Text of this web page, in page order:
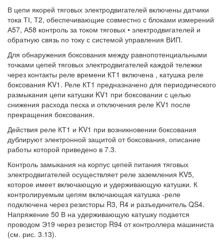
В цепи якорей тяговых электродвигателей включены датчики
тока ТІ, Т2, обеспечивающие совместно с блоками измерений
А57, А58 контроль за током тяговых • электродвигателей и
обратную связь по току с системой управления ВИП.
Для обнаружения боксования между равнопотенциальными
точками цепей тяговых электродвигателей каждой тележки
через контакты реле времени КТ1 включена , катушка реле
боксования KV1. Реле КТ1 предназначено для периодического
размыкания цепи катушки KV1 при боксовании с целью
снижения расхода песка и отключения реле KV1 после
прекращения боксования.
Действия реле КТ1 и KV1 при возникновении боксования
дублируют электронной защитой от боксования, описание
работы которой приведено в 7.3.
Контроль замыкания на корпус цепей питания тяговых
электродвигателей осуществляет реле заземления KV5,
которое имеет включающую и удерживающую катушки. К
контролируемым цепям включающая катушка -реле
подключена через резисторы R3, R4 и разъединитель QS4.
Напряжение 50 В на удерживающую катушку подается
проводом Э19 через резистор R94 от контроллера машиниста
(см. рис. 3.13).